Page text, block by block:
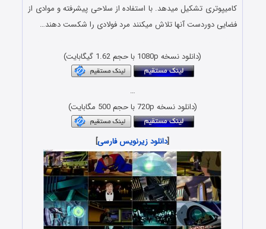
کامیپوتری تشکیل میدهد. با استفاده از سلاحی پیشرفته و موادی از
فضایی دوردست آنها تلاش میکنند مرد فولادی را شکست دهند…
(دانلود نسخه 1080p با حجم 1.62 گیگابایت)
…
(دانلود نسخه 720p با حجم 500 مگابایت)
[دانلود زیرنویس فارسی]